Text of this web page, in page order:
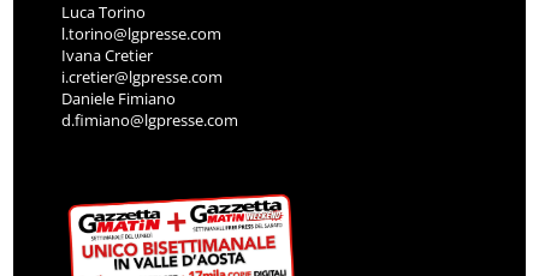
Luca Torino
l.torino@lgpresse.com
Ivana Cretier
i.cretier@lgpresse.com
Daniele Fimiano
d.fimiano@lgpresse.com